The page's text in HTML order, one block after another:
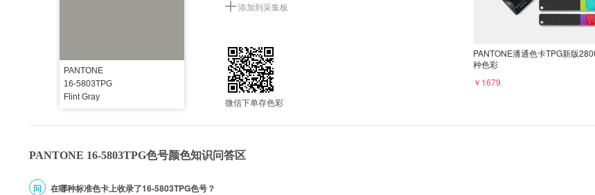
PANTONE
16-5803TPG
Flint Gray
添加到采集板
微信下单存色彩
PANTONE潘通色卡TPG新版
种色彩
￥1679
PANTONE 16-5803TPG色号颜色知识问答区
问 在哪种标准色卡上收录了16-5803TPG色号？